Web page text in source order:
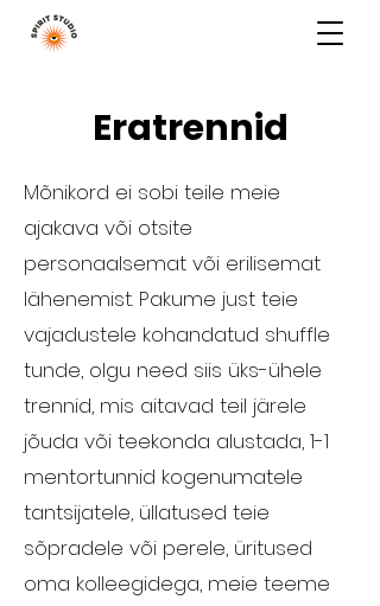
Eratrennid
Mõnikord ei sobi teile meie
ajakava või otsite
personaalsemat või erilisemat
lähenemist. Pakume just teie
vajadustele kohandatud shuffle
tunde, olgu need siis üks-ühele
trennid, mis aitavad teil järele
jõuda või teekonda alustada, 1-1
mentortunnid kogenumatele
tantsijatele, üllatused teie
sõpradele või perele, üritused
oma kolleegidega, meie teeme